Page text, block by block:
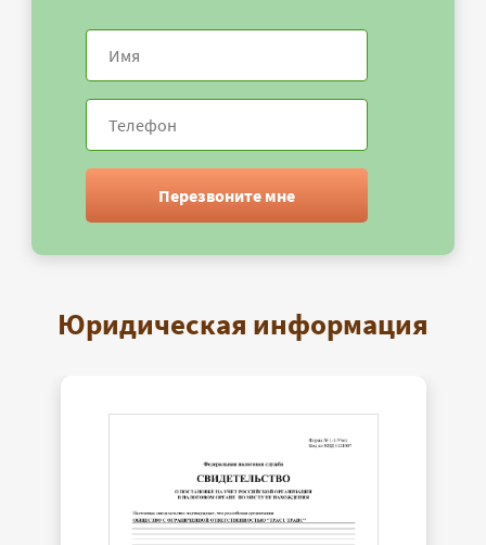
Перезвоните мне
Юридическая информация